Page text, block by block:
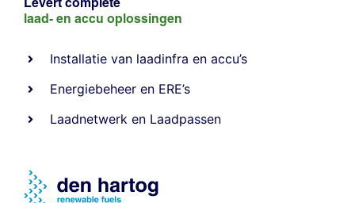
laad- en accu oplossingen
Installatie van laadinfra en accu’s
Energiebeheer en ERE’s
Laadnetwerk en Laadpassen